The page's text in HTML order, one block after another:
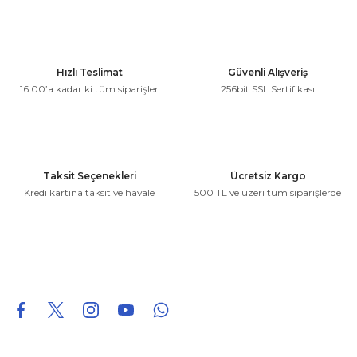
Hızlı Teslimat
16:00’a kadar ki tüm siparişler
Güvenli Alışveriş
256bit SSL Sertifikası
Taksit Seçenekleri
Kredi kartına taksit ve havale
Ücretsiz Kargo
500 TL ve üzeri tüm siparişlerde